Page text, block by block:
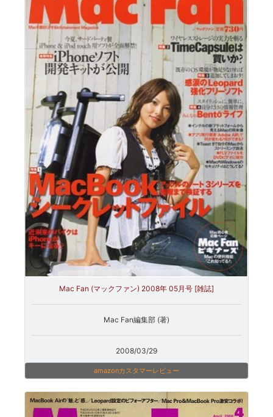
Mac Fan (マックファン) 2008年 05月号 [雑誌]
Mac Fan編集部 (著)
2008/03/29
amazonカスタマーレビュー